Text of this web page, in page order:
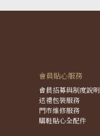
會員貼心服務
會員招募與制度說明
送禮包裝服務
門市維修服務
購鞋貼心全配件